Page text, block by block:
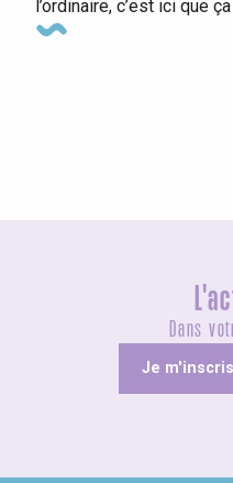
l’ordinaire, c’est ici que
Dans
Je